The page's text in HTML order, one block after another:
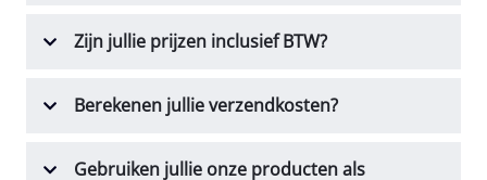
Zijn jullie prijzen inclusief BTW?
Berekenen jullie verzendkosten?
Gebruiken jullie onze producten als